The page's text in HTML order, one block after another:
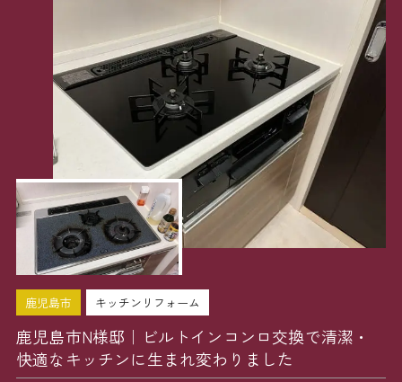
鹿児島市 キッチンリフォーム
鹿児島市N様邸｜ビルトインコンロ交換で清潔・
快適なキッチンに生まれ変わりました